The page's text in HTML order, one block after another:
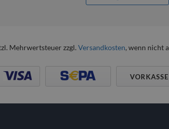
Mehrwertsteuer zzgl. Versandkosten, wenn nicht
VORKASSE